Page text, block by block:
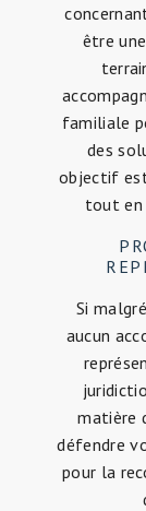
être
familiale
des
objectif
tout en
Si
aucun
matière
défendre
pour la